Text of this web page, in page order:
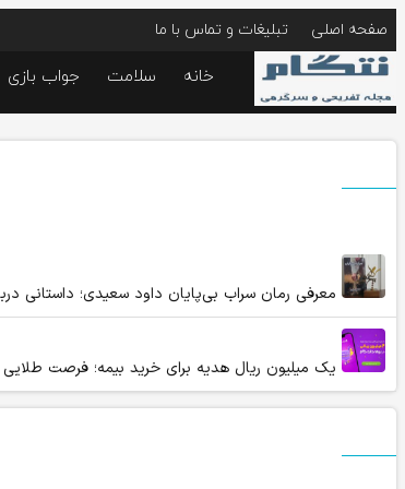
صفحه اصلی تبلیغات و تماس با ما
خانه سلامت جواب بازی
معرفی رمان سراب بی‌پایان داود سعیدی؛ داستانی
یک میلیون ریال هدیه برای خرید بیمه؛ فرصت طلایی